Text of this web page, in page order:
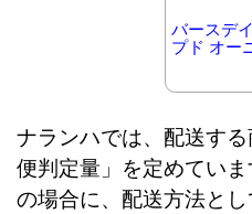
バースデ
プド オー
ナランハでは、配送す
便判定量」を定めてい
の場合に、配送方法と